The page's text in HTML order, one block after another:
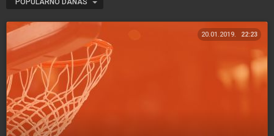
POPULARNO DANAS
20.01.2019. 22:23